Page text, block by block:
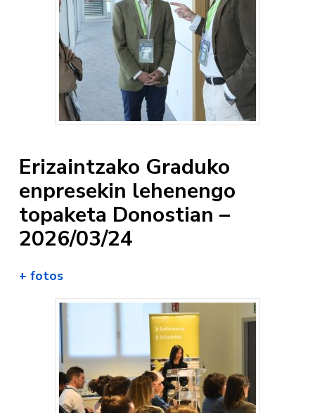
Erizaintzako Graduko
enpresekin lehenengo
topaketa Donostian –
2026/03/24
+ fotos